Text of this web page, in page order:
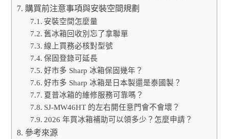
購買前注意事項與安裝空間規劃
安裝空間怎麼量
舊冰箱回收別忘了拿聯單
線上買務必核對型號
保固登錄可延長
好市多 Sharp 冰箱保固幾年？
好市多 Sharp 冰箱是日本製還是泰國製？
夏普冰箱的維修服務可靠嗎？
SJ-MW46HT 的左右開任意門會不會壞？
2026 年買冰箱補助可以領多少？怎麼申請？
參考來源